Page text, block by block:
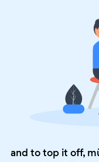
and to top it off,